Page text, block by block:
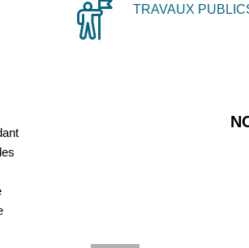
TRAVAUX